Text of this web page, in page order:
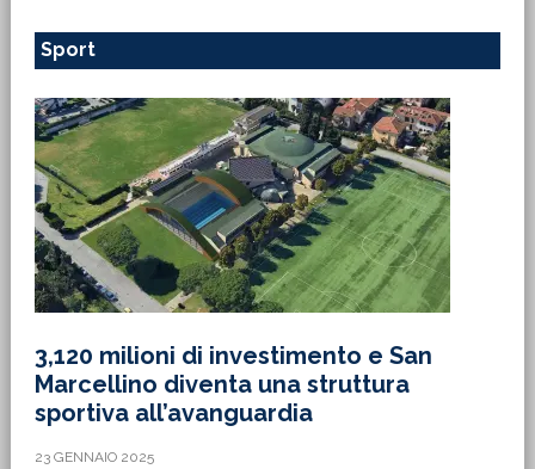
Sport
3,120 milioni di investimento e San
Marcellino diventa una struttura
sportiva all’avanguardia
23 GENNAIO 2025